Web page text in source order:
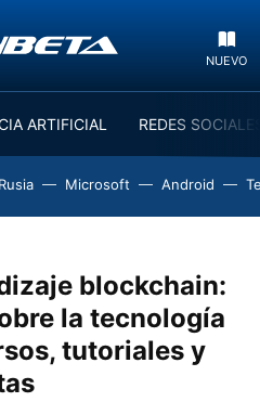
NUEVO
ARTIFICIAL REDES
Rusia Microsoft Android
blockchain:
la tecnología
tutoriales y